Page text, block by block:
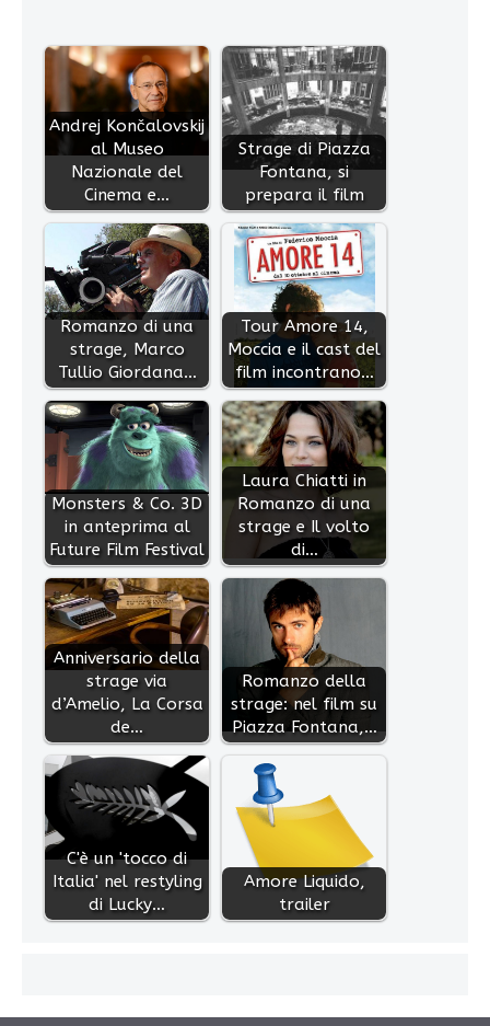
Andrej Končalovskij
al Museo
Nazionale del
Cinema e…
Strage di Piazza
Fontana, si
prepara il film
Romanzo di una
strage, Marco
Tullio Giordana…
Tour Amore 14,
Moccia e il cast del
film incontrano…
Monsters & Co. 3D
in anteprima al
Future Film Festival
Laura Chiatti in
Romanzo di una
strage e Il volto
di…
Anniversario della
strage via
d’Amelio, La Corsa
de…
Romanzo della
strage: nel film su
Piazza Fontana,…
C'è un 'tocco di
Italia' nel restyling
di Lucky…
Amore Liquido,
trailer